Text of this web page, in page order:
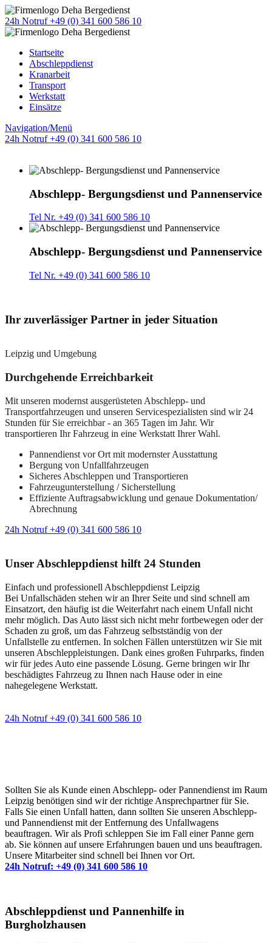
24h Notruf +49 (0) 341 600 586 10
Startseite
Abschleppdienst
Kranarbeit
Transport
Werkstatt
Einsätze
Navigation/Menü
24h Notruf +49 (0) 341 600 586 10
Abschlepp- Bergungsdienst und Pannenservice
Tel Nr. +49 (0) 341 600 586 10
Abschlepp- Bergungsdienst und Pannenservice
Tel Nr. +49 (0) 341 600 586 10
Ihr zuverlässiger Partner in jeder Situation
Leipzig und Umgebung
Durchgehende Erreichbarkeit
Mit unseren modernst ausgerüsteten Abschlepp- und
Transportfahrzeugen und unseren Servicespezialisten sind wir 24
Stunden für Sie erreichbar - an 365 Tagen im Jahr. Wir
transportieren Ihr Fahrzeug in eine Werkstatt Ihrer Wahl.
Pannendienst vor Ort mit modernster Ausstattung
Bergung von Unfallfahrzeugen
Sicheres Abschleppen und Transportieren
Fahrzeugunterstellung / Sicherstellung
Effiziente Auftragsabwicklung und genaue Dokumentation/
Abrechnung
24h Notruf +49 (0) 341 600 586 10
Unser Abschleppdienst hilft 24 Stunden
Einfach und professionell Abschleppdienst Leipzig
Bei Unfallschäden stehen wir an Ihrer Seite und sind schnell am
Einsatzort, den häufig ist die Weiterfahrt nach einem Unfall nicht
mehr möglich. Das Auto lässt sich nicht mehr fortbewegen oder der
Schaden zu groß, um das Fahrzeug selbstständig von der
Unfallstelle zu entfernen. In solchen Fällen unterstützen wir Sie mit
unseren Abschleppleistungen. Dank eines großen Fuhrparks, finden
wir für jedes Auto eine passende Lösung. Gerne bringen wir Ihr
beschädigtes Fahrzeug zu Ihnen nach Hause oder in eine
nahegelegene Werkstatt.
24h Notruf +49 (0) 341 600 586 10
Sollten Sie als Kunde einen Abschlepp- oder Pannendienst im Raum
Leipzig benötigen sind wir der richtige Ansprechpartner für Sie.
Falls Sie einen Unfall hatten, dann sollten Sie unseren Abschlepp-
und Pannendienst mit der Entfernung des Unfallwagens
beauftragen. Wir als Profi schleppen Sie im Fall einer Panne gern
ab. Sie können auf unsere Erfahrungen bauen und uns beauftragen.
Unsere Mitarbeiter sind schnell bei Ihnen vor Ort.
24h Notruf: +49 (0) 341 600 586 10
Abschleppdienst und Pannenhilfe in
Burgholzhausen